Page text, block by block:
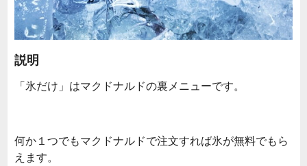
説明
「氷だけ」はマクドナルドの裏メニューです。
何か１つでもマクドナルドで注文すれば氷が無料でもら
えます。